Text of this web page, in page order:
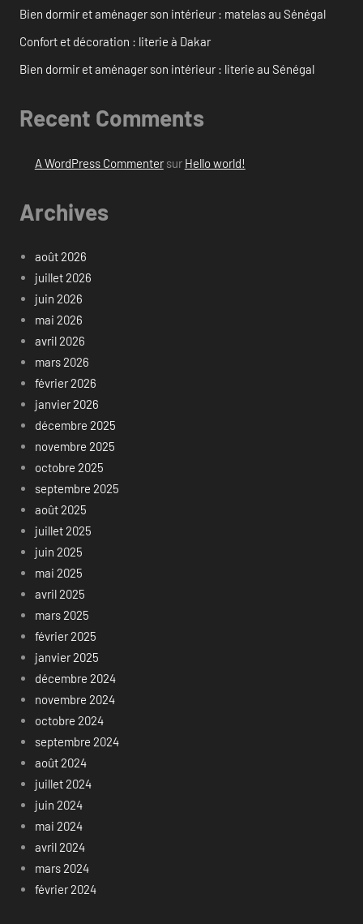
Bien dormir et aménager son intérieur : matelas au Sénégal
Confort et décoration : literie à Dakar
Bien dormir et aménager son intérieur : literie au Sénégal
Recent Comments
A WordPress Commentersur Hello world!
Archives
août 2026
juillet 2026
juin 2026
mai 2026
avril 2026
mars 2026
février 2026
janvier 2026
décembre 2025
novembre 2025
octobre 2025
septembre 2025
août 2025
juillet 2025
juin 2025
mai 2025
avril 2025
mars 2025
février 2025
janvier 2025
décembre 2024
novembre 2024
octobre 2024
septembre 2024
août 2024
juillet 2024
juin 2024
mai 2024
avril 2024
mars 2024
février 2024